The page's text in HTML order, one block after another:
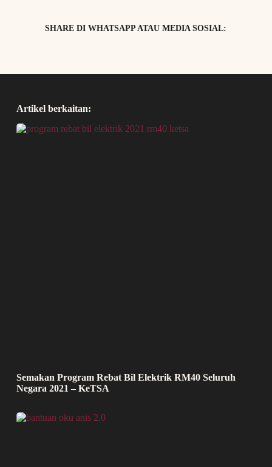
SHARE DI WHATSAPP ATAU MEDIA SOSIAL:
Artikel berkaitan:
Semakan Program Rebat Bil Elektrik RM40 Seluruh
Negara 2021 – KeTSA